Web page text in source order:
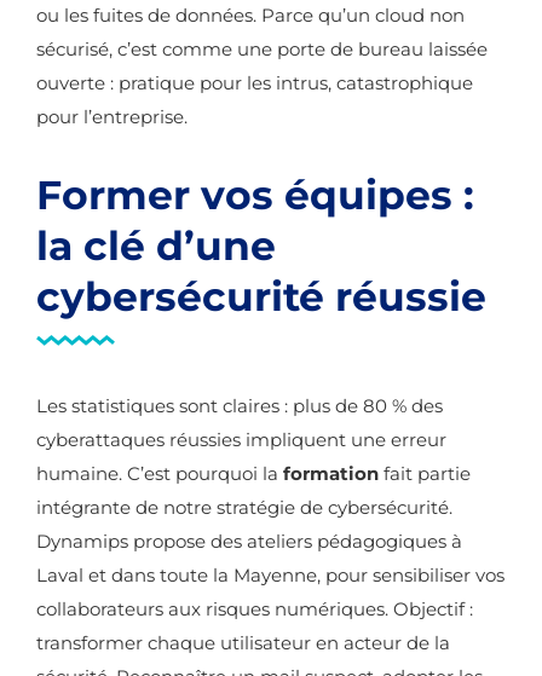
ou les fuites de données. Parce qu’un cloud non
sécurisé, c’est comme une porte de bureau laissée
ouverte : pratique pour les intrus, catastrophique
pour l’entreprise.
Former vos équipes :
la clé d’une
cybersécurité réussie
Les statistiques sont claires : plus de 80 % des
cyberattaques réussies impliquent une erreur
humaine. C’est pourquoi la formation fait partie
intégrante de notre stratégie de cybersécurité.
Dynamips propose des ateliers pédagogiques à
Laval et dans toute la Mayenne, pour sensibiliser vos
collaborateurs aux risques numériques. Objectif :
transformer chaque utilisateur en acteur de la